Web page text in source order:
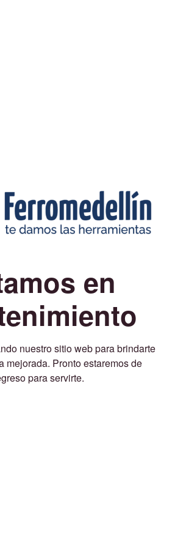
en
nuestro sitio web para brindarte
mejorada. Pronto estaremos de
para servirte.